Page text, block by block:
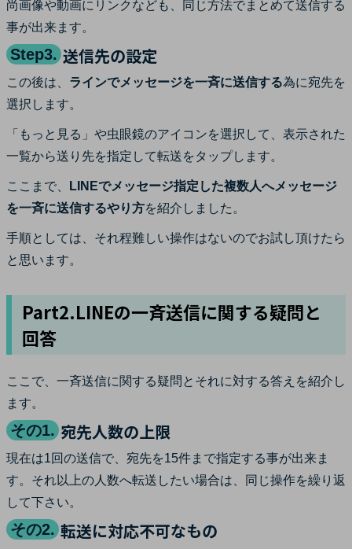
尚画像や動画にリンクなども、同じ方法でまとめて送信する
事が出来ます。
Step3. 送信先の設定
この後は、 ラインでメッセージを一斉に送信する為に宛先を
選択します。
「もっと見る」や虫眼鏡のアイコンを選択して、表示された
一覧から送り先を指定して転送をタップします。
ここまで、
LINEでメッセージ指定した複数人へメッセージ
を一斉に送信するやり方を紹介しました。
手順としては、それ程難しい操作はないのでお試し頂けたら
と思います。
Part2.LINEの一斉送信に関する疑問と
回答
ここで、一斉送信に関する疑問とそれに対する答えを紹介し
ます。
その1. 宛先人数の上限
現在は1回の送信で、宛先を15件まで指定する事が出来ま
す。それ以上の人数へ転送したい場合は、同じ操作を繰り返
して下さい。
その2. 転送に対応不可なもの